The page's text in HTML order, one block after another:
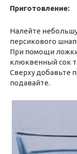
Приготовление:
Налейте
персикового
При помощи
клюквенный сок
Сверху до­бавьте
подавайте.